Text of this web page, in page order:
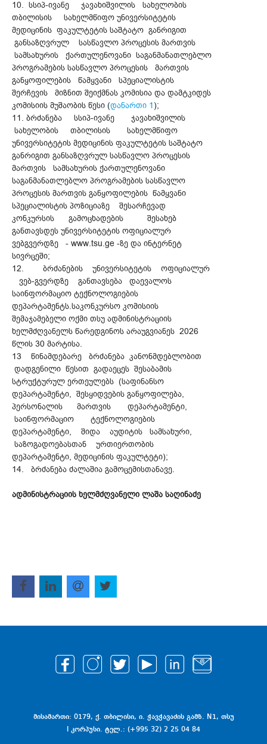
10. სსიპ-ივანე ჯავახიშვილის სახელობის
თბილისის სახელმწიფო უნივერსიტეტის
მედიცინის ფაკულტეტის საშტატო განრიგით
განსაზღვრულ სასწავლო პროცესის მართვის
სამსახურის ქართულენოვანი საგანმანათლებლო
პროგრამების სასწავლო პროცესის მართვის
განყოფილების წამყვანი სპეციალისტის
შერჩევის მიზნით შეიქმნას კომისია და დამტკიდეს
კომისიის მუშაობის წესი (დანართი 1);
11. ბრძანება სსიპ-ივანე ჯავახიშვილის
სახელობის თბილისის სახელმწიფო
უნივერსიტეტის მედიცინის ფაკულტეტის საშტატო
განრიგით განსაზღვრულ სასწავლო პროცესის
მართვის სამსახურის ქართულენოვანი
საგანმანათლებლო პროგრამების სასწავლო
პროცესის მართვის განყოფილების წამყვანი
სპეციალისტის პოზიციაზე შესარჩევად
კონკურსის გამოცხადების შესახებ
განთავსდეს უნივერსიტეტის ოფიციალურ
ვებგვერდზე - www.tsu.ge -ზე და ინტერნეტ
სივრცეში;
12. ბრძანების უნივერსიტეტის ოფიციალურ
ვებ-გვერდზე განთავსება დაევალოს
საინფორმაციო ტექნოლოგიების
დეპარტამენტს.საკონკურსო კომისიის
შემაჯამებელი ოქმი თსუ ადმინისტრაციის
ხელმძღვანელს წარედგინოს არაუგვიანეს 2026
წლის 30 მარტისა.
13 წინამდებარე ბრძანება კანონმდებლობით
დადგენილი წესით გადაეცეს შესაბამის
სტრუქტურულ ერთეულებს (საფინანსო
დეპარტამენტი, შესყიდვების განყოფილება,
პერსონალის მართვის დეპარტამენტი,
საინფორმაციო ტექნოლოგიების
დეპარტამენტი, შიდა აუდიტის სამსახური,
საზოგადოებასთან ურთიერთობის
დეპარტამენტი, მედიცინის ფაკულტეტი);
14. ბრძანება ძალაშია გამოცემისთანავე.
ადმინისტრაციის ხელმძღვანელი ლაშა საღინაძე
მისამართი: 0179, ქ. თბილისი, ი. ჭავჭავაძის გამზ. N1, თსუ
I კორპუსი. ტელ.: (+995 32) 2 25 04 84